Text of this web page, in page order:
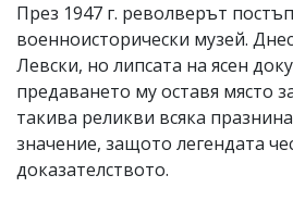
През 1947 г. револверът
военноисторически музей.
Левски, но липсата на ясен
предаването му оставя място
такива реликви всяка
значение, защото легендата
доказателството.